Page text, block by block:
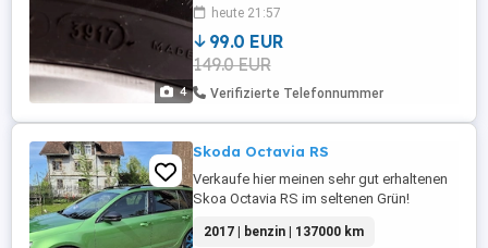
4
heute 21:57
99.0 EUR
149.0 EUR
Verifizierte Telefonnummer
Skoda Octavia RS
Verkaufe hier meinen sehr gut erhaltenen
Skoa Octavia RS im seltenen Grün!
2.0 TSI mit 230 PS! Die blauen Felgen
2017 | benzin | 137000 km